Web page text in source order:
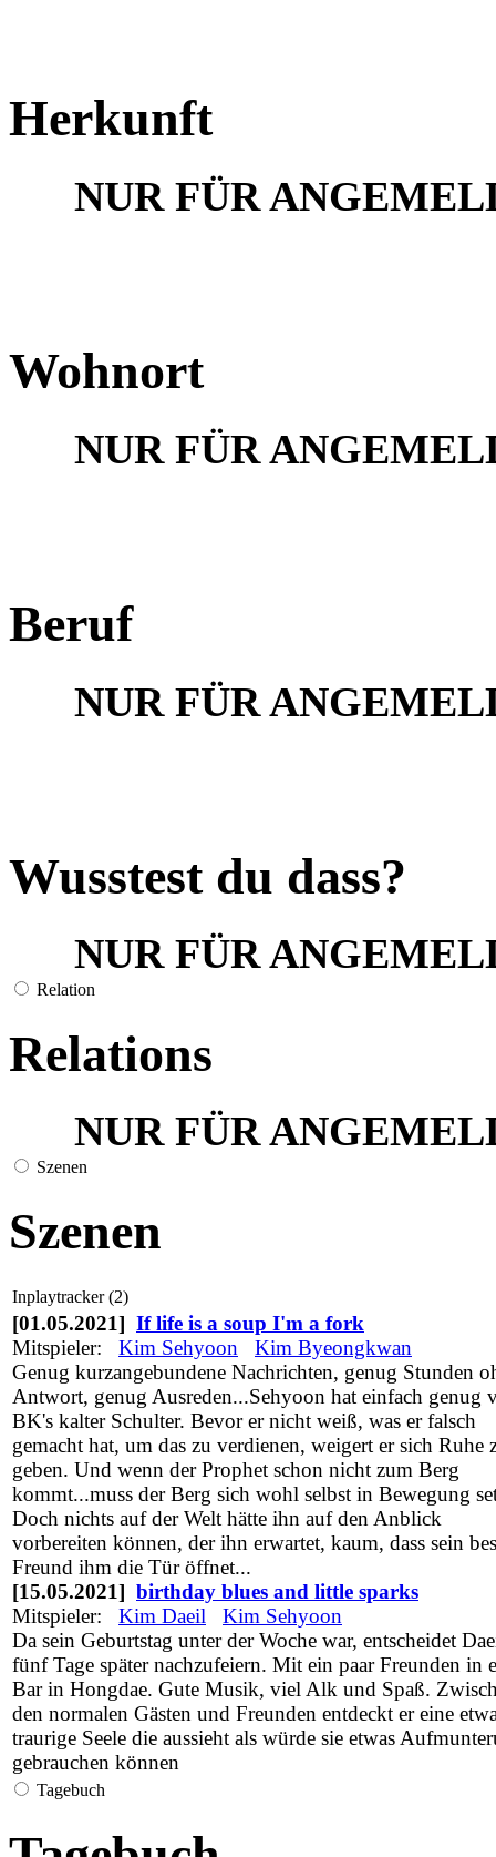
Herkunft
NUR FÜR
Wohnort
NUR FÜR
Beruf
NUR FÜR
Wusstest du dass?
NUR FÜR
Relation
Relations
NUR FÜR
Szenen
Szenen
Inplaytracker (2)
[01.05.2021] If life is a soup I'm a fork
Mitspieler: Kim Sehyoon
Kim Byeongkwan
Genug kurzangebundene Nachrichten, genug Stunden
Antwort, genug Ausreden...Sehyoon hat einfach genug
BK's kalter Schulter. Bevor er nicht weiß, was er falsch
gemacht hat, um das zu verdienen, weigert er sich Ruhe
geben. Und wenn der Prophet schon nicht zum Berg
kommt...muss der Berg sich wohl selbst in Bewegung
Doch nichts auf der Welt hätte ihn auf den Anblick
vorbereiten können, der ihn erwartet, kaum, dass sein
Freund ihm die Tür öffnet...
[15.05.2021] birthday blues and little sparks
Mitspieler: Kim Daeil
Kim Sehyoon
Da sein Geburtstag unter der Woche war, entscheidet
fünf Tage später nachzufeiern. Mit ein paar Freunden in
Bar in Hongdae. Gute Musik, viel Alk und Spaß.
den normalen Gästen und Freunden entdeckt er eine
traurige Seele die aussieht als würde sie etwas
gebrauchen können
Tagebuch